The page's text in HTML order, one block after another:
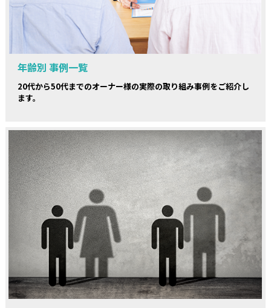
年齢別 事例一覧
20代から50代までのオーナー様の実際の取り組み事例をご紹介し
ます。